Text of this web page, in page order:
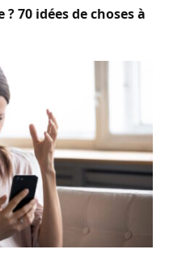
70 idées de choses à